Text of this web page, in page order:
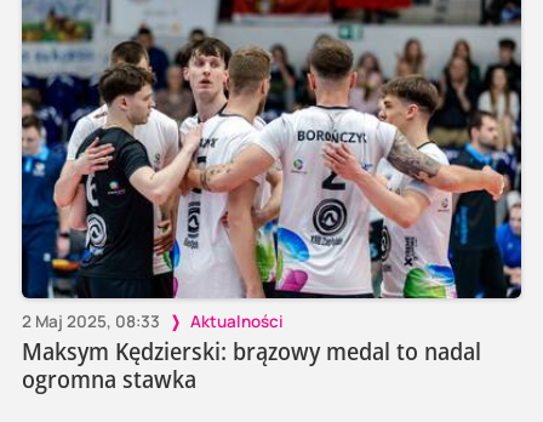
2 Maj 2025, 08:33 Aktualności
Maksym Kędzierski: brązowy medal to nadal
ogromna stawka